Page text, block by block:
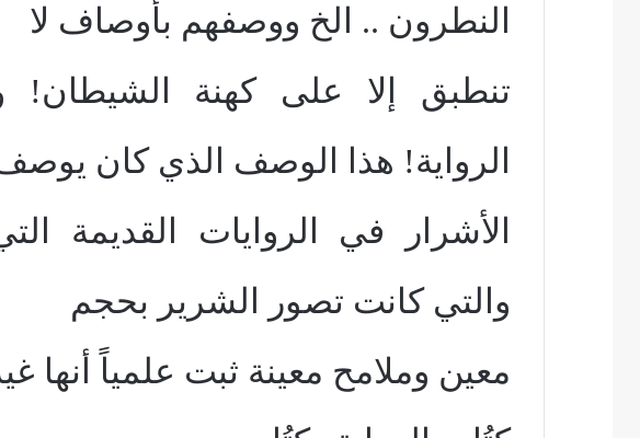
النطرون .. الخ ووصفهم بأوصاف لا
تنطبق إلا على كهنة الشيطان!
الرواية! هذا الوصف الذي كان
الأشرار في الروايات القديمة
والتي كانت تصور الشرير بحجم
معين وملامح معينة ثبت علمياً